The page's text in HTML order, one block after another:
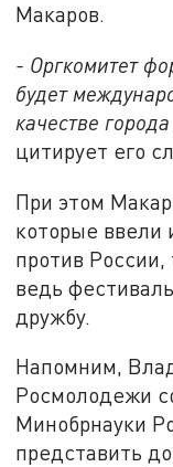
Макаров.
- Оргкомитет
будет
качестве
цитирует его
При этом
которые ввели
против
ведь
дружбу.
Напомним,
Росмолодежи
Минобрнауки
представить